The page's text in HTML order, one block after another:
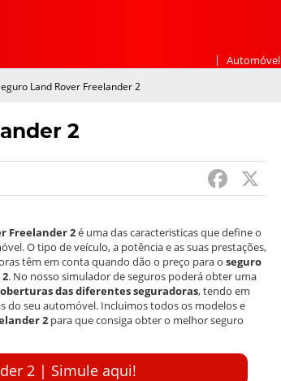
| Automóvel
Land Rover Freelander 2
2
Freelander 2é uma das caracteristicas que define o
O tipo de veículo, a potência e as suas prestações,
têm em conta quando dão o preço para o seguro
. No nosso simulador de seguros poderá obter uma
das diferentes seguradoras, tendo em
do seu automóvel. Incluimos todos os modelos e
2para que consiga obter o melhor seguro
2 | Simule aqui!
F
a
c
e
b
o
o
k